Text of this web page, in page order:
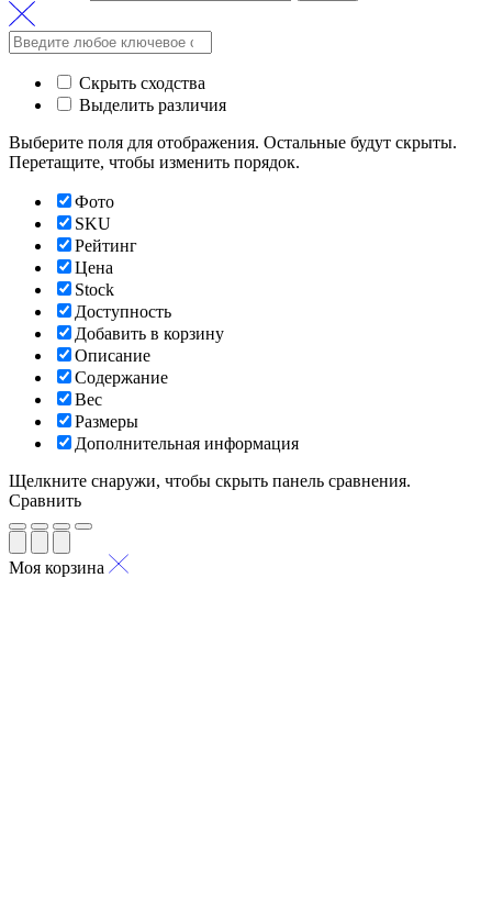
Скрыть сходства
Выделить различия
Выберите поля для отображения. Остальные будут скрыты.
Перетащите, чтобы изменить порядок.
Фото
SKU
Рейтинг
Цена
Stock
Доступность
Добавить в корзину
Описание
Содержание
Вес
Размеры
Дополнительная информация
Щелкните снаружи, чтобы скрыть панель сравнения.
Сравнить
Моя корзина